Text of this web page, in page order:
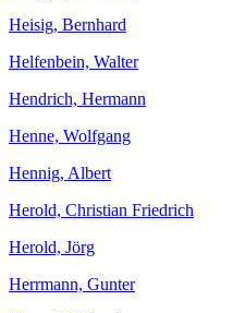
Heisig, Bernhard
Helfenbein, Walter
Hendrich, Hermann
Henne, Wolfgang
Hennig, Albert
Herold, Christian Friedrich
Herold, Jörg
Herrmann, Gunter